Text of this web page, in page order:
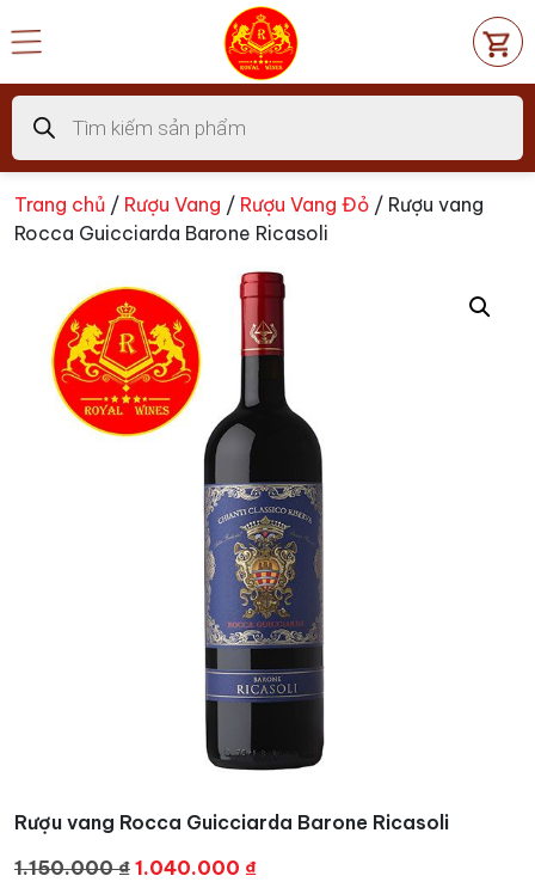
đến
dung
Tìm
kiếm
sản
phẩm
Trang chủ / Rượu Vang / Rượu Vang Đỏ / Rượu vang
Rocca Guicciarda Barone Ricasoli
Rượu vang Rocca Guicciarda Barone Ricasoli
1.150.000₫ Giá
1.040.000 ₫Giá